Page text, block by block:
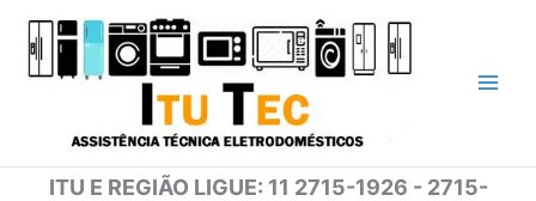
para
ITU E REGIÃO LIGUE: 11 2715-1926 - 2715-